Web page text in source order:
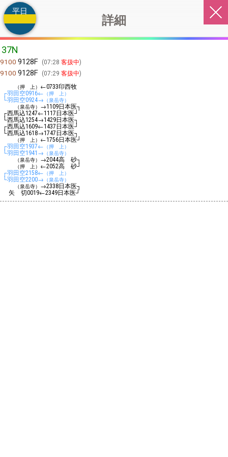
詳細
平日
37N
9100 9128F 07:28 客扱中
9100 9128F 07:29 客扱中
（押 上） ←0733印西牧
┌羽田空0916← （押 上）
└羽田空0924→ （泉岳寺）
（泉岳寺） →1109日本医┐
┌西馬込1247←1117日本医┘
└西馬込1254→1429日本医┐
┌西馬込1609←1437日本医┘
└西馬込1618→1747日本医┐
（押 上） ←1756日本医┘
┌羽田空1937← （押 上）
└羽田空1941 → （泉岳寺）
（泉岳寺） →2044高 砂┐
（押 上） ←2052高 砂┘
┌羽田空2158← （押 上）
└羽田空2200→ （泉岳寺）
（泉岳寺） →2338日本医┐
矢 切0019←2349日本医┘